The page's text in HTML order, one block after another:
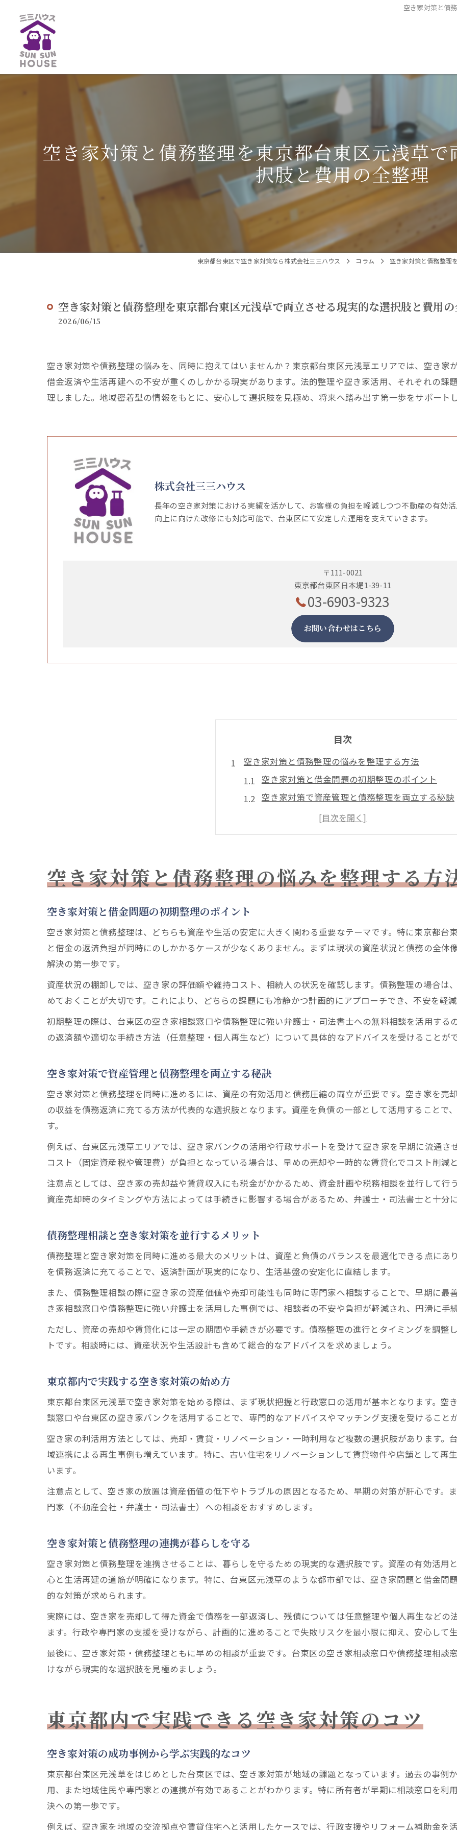
空き家対策と債
空き家対策と債務整理を東京都台東区元浅草
択肢と費用の全整理
東京都台東区で空き家対策なら株式会社三三ハウス コラム 空き家対策と債務整理
空き家対策と債務整理を東京都台東区元浅草で両立させる現実的な選択肢と費用
2026/06/15
空き家対策や債務整理の悩みを、同時に抱えてはいませんか？東京都台東区元浅草エリアでは、空き家
借金返済や生活再建への不安が重くのしかかる現実があります。法的整理や空き家活用、それぞれの課
理しました。地域密着型の情報をもとに、安心して選択肢を見極め、将来へ踏み出す第一歩をサポート
株式会社三三ハウス
長年の空き家対策における実績を活かして、お客様の負担を軽減しつつ不動産の有効
向上に向けた改修にも対応可能で、台東区にて安定した運用を支えていきます。
〒111-0021
東京都台東区日本堤1-39-11
03-6903-9323
お問い合わせはこちら
目次
空き家対策と債務整理の悩みを整理する方法
空き家対策と借金問題の初期整理のポイント
空き家対策で資産管理と債務整理を両立する秘訣
債務整理相談と空き家対策を並行するメリット
東京都内で実践する空き家対策の始め方
東京都内で実践できる空き家対策のコツ
空き家対策の成功事例から学ぶ実践的なコツ
空き家対策と債務整理の専門家選びの注意点
空き家対策と債務整理の現実的な選択肢を比較
東京都で債務整理と空き家対策を両立する方法
空き家対策で管理の不安を解消する実践法
東京都で安心できる空き家対策の始め方
資産と借金の同時整理が暮らしを守る理由
債務整理と空き家対策で暮らしを再建する方法
空き家対策で負担軽減と債務整理のメリット
空き家対策で未来の安心を手に入れる秘訣
空き家対策が将来の安心に繋がる理由
債務整理と空き家対策で実現する生活安定
東京都で選ばれる空き家対策の実践法
空き家対策と債務整理の悩みを整理する方
空き家対策と借金問題の初期整理のポイント
空き家対策と債務整理は、どちらも資産や生活の安定に大きく関わる重要なテーマです。特に東京都台
と借金の返済負担が同時にのしかかるケースが少なくありません。まずは現状の資産状況と債務の全
解決の第一歩です。
資産状況の棚卸しでは、空き家の評価額や維持コスト、相続人の状況を確認します。債務整理の場合は
めておくことが大切です。これにより、どちらの課題にも冷静かつ計画的にアプローチでき、不安を軽
初期整理の際は、台東区の空き家相談窓口や債務整理に強い弁護士・司法書士への無料相談を活用する
の返済額や適切な手続き方法（任意整理・個人再生など）について具体的なアドバイスを受けることが
空き家対策で資産管理と債務整理を両立する秘訣
空き家対策と債務整理を同時に進めるには、資産の有効活用と債務圧縮の両立が重要です。空き家を売
の収益を債務返済に充てる方法が代表的な選択肢となります。資産を負債の一部として活用することで
す。
例えば、台東区元浅草エリアでは、空き家バンクの活用や行政サポートを受けて空き家を早期に流通さ
コスト（固定資産税や管理費）が負担となっている場合は、早めの売却や一時的な賃貸化でコスト削減
注意点としては、空き家の売却益や賃貸収入にも税金がかかるため、資金計画や税務相談を並行して行
資産売却時のタイミングや方法によっては手続きに影響する場合があるため、弁護士・司法書士と十分
債務整理相談と空き家対策を並行するメリット
債務整理と空き家対策を同時に進める最大のメリットは、資産と負債のバランスを最適化できる点にあ
を債務返済に充てることで、返済計画が現実的になり、生活基盤の安定化に直結します。
また、債務整理相談の際に空き家の資産価値や売却可能性も同時に専門家へ相談することで、早期に最
き家相談窓口や債務整理に強い弁護士を活用した事例では、相談者の不安や負担が軽減され、円滑に手
ただし、資産の売却や賃貸化には一定の期間や手続きが必要です。債務整理の進行とタイミングを調整
トです。相談時には、資産状況や生活設計も含めて総合的なアドバイスを求めましょう。
東京都内で実践する空き家対策の始め方
東京都台東区元浅草で空き家対策を始める際は、まず現状把握と行政窓口の活用が基本となります。空
談窓口や台東区の空き家バンクを活用することで、専門的なアドバイスやマッチング支援を受けること
空き家の利活用方法としては、売却・賃貸・リノベーション・一時利用など複数の選択肢があります。
域連携による再生事例も増えています。特に、古い住宅をリノベーションして賃貸物件や店舗として再
います。
注意点として、空き家の放置は資産価値の低下やトラブルの原因となるため、早期の対策が肝心です。
門家（不動産会社・弁護士・司法書士）への相談をおすすめします。
空き家対策と債務整理の連携が暮らしを守る
空き家対策と債務整理を連携させることは、暮らしを守るための現実的な選択肢です。資産の有効活用
心と生活再建の道筋が明確になります。特に、台東区元浅草のような都市部では、空き家問題と借金問
的な対策が求められます。
実際には、空き家を売却して得た資金で債務を一部返済し、残債については任意整理や個人再生など
ます。行政や専門家の支援を受けながら、計画的に進めることで失敗リスクを最小限に抑え、安心して
最後に、空き家対策・債務整理ともに早めの相談が重要です。台東区の空き家相談窓口や債務整理相談
けながら現実的な選択肢を見極めましょう。
東京都内で実践できる空き家対策のコツ
空き家対策の成功事例から学ぶ実践的なコツ
東京都台東区元浅草をはじめとした台東区では、空き家対策が地域の課題となっています。過去の事例
用、また地域住民や専門家との連携が有効であることがわかります。特に所有者が早期に相談窓口を利
決への第一歩です。
例えば、空き家を地域の交流拠点や賃貸住宅へと活用したケースでは、行政支援やリフォーム補助金を